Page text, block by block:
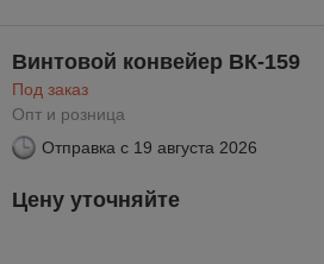
Винтовой конвейер ВК-159
Под заказ
Опт и розница
Отправка с 19 августа 2026
Цену уточняйте